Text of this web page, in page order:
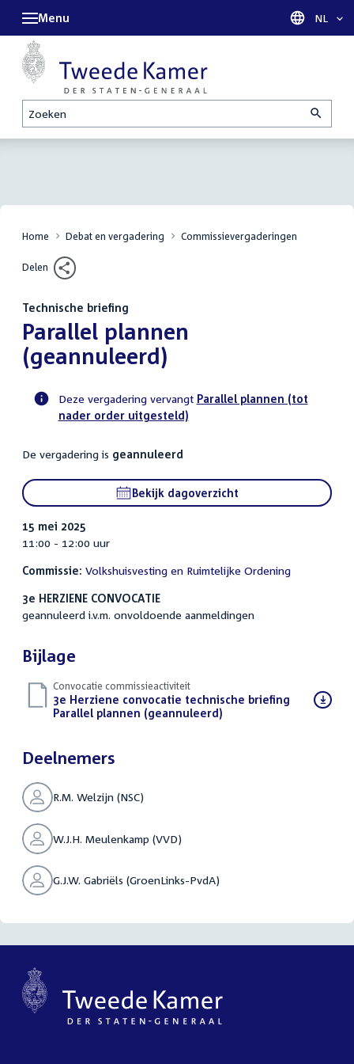
Zoeken
Menu Taal
NL
Home Debat en vergadering Commissievergaderingen
Delen
Technische briefing
:Parallel plannen
(geannuleerd)
Voortgangsstatus
activiteit
Deze vergadering vervangt Parallel plannen (tot
nader order uitgesteld)
De vergadering is geannuleerd
Bekijk dagoverzicht
15 mei 2025
11:00 - 12:00 uur
Commissie: Volkshuisvesting en Ruimtelijke Ordening
3e HERZIENE CONVOCATIE
geannuleerd i.v.m. onvoldoende aanmeldingen
Bijlage
Convocatie commissieactiviteit
Download
bestand:
3e Herziene convocatie technische briefing
Parallel plannen (geannuleerd)
Deelnemers
R.M. Welzijn (NSC)
W.J.H. Meulenkamp (VVD)
G.J.W. Gabriëls (GroenLinks-PvdA)